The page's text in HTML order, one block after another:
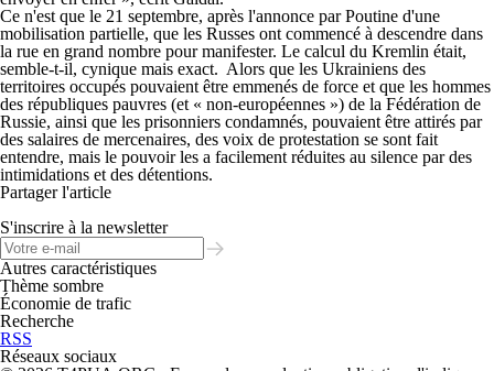
Ce n'est que le 21 septembre, après l'annonce par Poutine d'une
mobilisation partielle, que les Russes ont commencé à descendre dans
la rue en grand nombre pour manifester. Le calcul du Kremlin était,
semble-t-il, cynique mais exact. Alors que les Ukrainiens des
territoires occupés pouvaient être emmenés de force et que les hommes
des républiques pauvres (et « non-européennes ») de la Fédération de
Russie, ainsi que les prisonniers condamnés, pouvaient être attirés par
des salaires de mercenaires, des voix de protestation se sont fait
entendre, mais le pouvoir les a facilement réduites au silence par des
intimidations et des détentions.
Partager l'article
S'inscrire à la newsletter
Autres caractéristiques
Thème sombre
Économie de trafic
Recherche
RSS
Réseaux sociaux